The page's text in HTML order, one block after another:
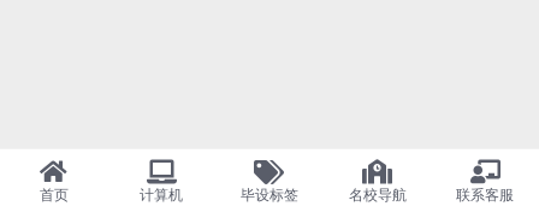
首页 计算机 毕设标签 名校导航 联系客服